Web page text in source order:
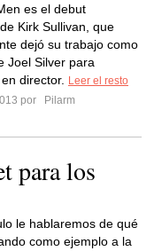
es el debut
Kirk Sullivan, que
dejó su trabajo como
Joel Silver para
director.
Leer el resto
por
Pilarm
para los
le hablaremos de qué
como ejemplo a la